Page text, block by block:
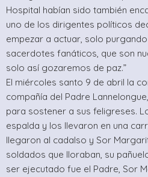
Hospital habían sido también
uno de los dirigentes políticos
empezar a actuar, solo
sacerdotes fanáticos, que son
solo así gozaremos de paz.”
El miércoles santo 9 de abril la
compañía del Padre
para sostener a sus feligreses.
espalda y los llevaron en una
llegaron al cadalso y Sor
soldados que lloraban, su
ser ejecutado fue el Padre, Sor